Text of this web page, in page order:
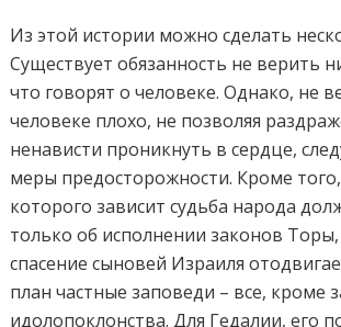
Из этой истории можно сделать
Существует обязанность не верить
что говорят о человеке. Однако, не
человеке плохо, не позволяя
ненависти проникнуть в сердце,
меры предосторожности. Кроме
которого зависит судьба народа
только об исполнении законов
спасение сыновей Израиля
план частные заповеди – все, кроме
идолопоклонства. Для Гедалии, его